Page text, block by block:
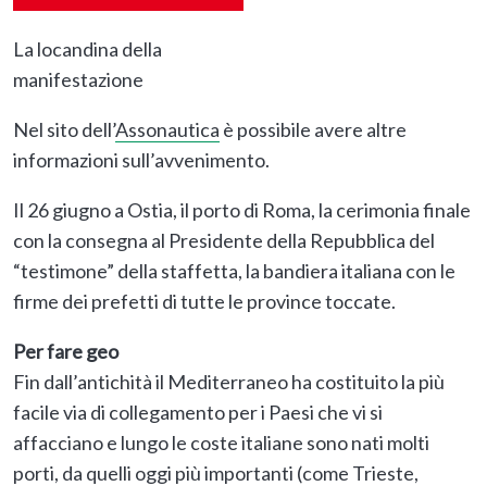
La locandina della
manifestazione
Nel sito dell’Assonautica è possibile avere altre
informazioni sull’avvenimento.
Il 26 giugno a Ostia, il porto di Roma, la cerimonia finale
con la consegna al Presidente della Repubblica del
“testimone” della staffetta, la bandiera italiana con le
firme dei prefetti di tutte le province toccate.
Per fare geo
Fin dall’antichità il Mediterraneo ha costituito la più
facile via di collegamento per i Paesi che vi si
affacciano e lungo le coste italiane sono nati molti
porti, da quelli oggi più importanti (come Trieste,